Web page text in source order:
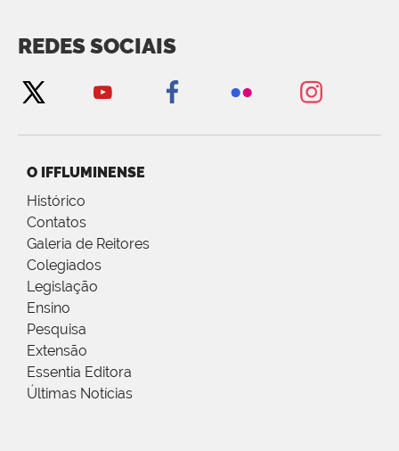
REDES SOCIAIS
O IFFLUMINENSE
Histórico
Contatos
Galeria de Reitores
Colegiados
Legislação
Ensino
Pesquisa
Extensão
Essentia Editora
Últimas Notícias